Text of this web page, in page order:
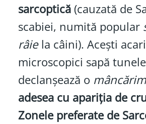
sarcoptică(cauzată de
scabiei, numită popular
râiela câini). Acești
microscopici sapă
declanșează o
adesea cu apariția de
Zonele preferate de